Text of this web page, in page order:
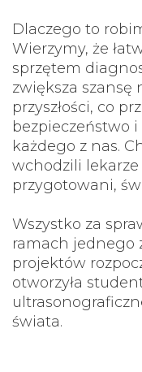
Dlaczego to
Wierzymy, że
sprzętem
zwiększa
przyszłości, co
bezpieczeństwo
każdego z nas.
wchodzili
przygotowani,
Wszystko za
ramach jednego
projektów
otworzyła
świata.